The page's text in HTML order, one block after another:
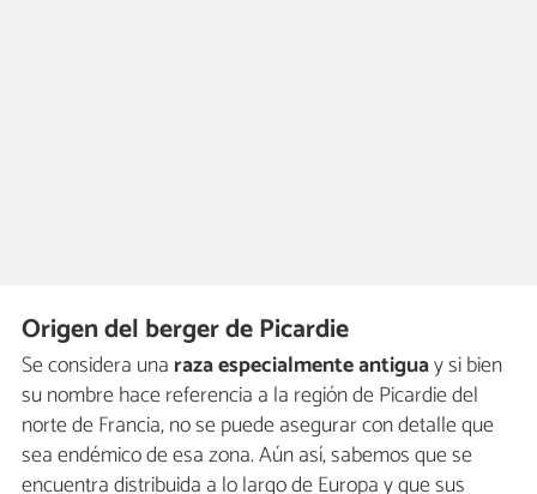
Origen del berger de Picardie
Se considera una raza especialmente antiguay si bien
su nombre hace referencia a la región de Picardie del
norte de Francia, no se puede asegurar con detalle que
sea endémico de esa zona. Aún así, sabemos que se
encuentra distribuida a lo largo de Europa y que sus